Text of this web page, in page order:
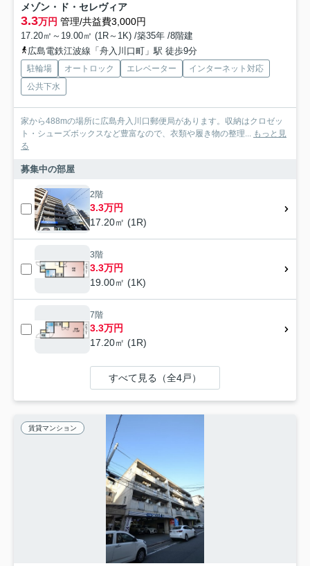
メゾン・ド・セレヴィア
3.3万円 管理/共益費3,000円
17.20㎡～19.00㎡ (1R～1K) /築35年 /8階建
広島電鉄江波線「舟入川口町」駅 徒歩9分
駐輪場 オートロック エレベーター
インターネット対応
公共下水
家から488mの場所に広島舟入川口郵便局があります。収納はクロゼッ
ト・シューズボックスなど豊富なので、衣類や履き物の整理... もっと見
る
募集中の部屋
2階
3.3万円
17.20㎡ (1R)
3階
3.3万円
19.00㎡ (1K)
7階
3.3万円
17.20㎡ (1R)
すべて見る（全4戸）
賃貸マンション